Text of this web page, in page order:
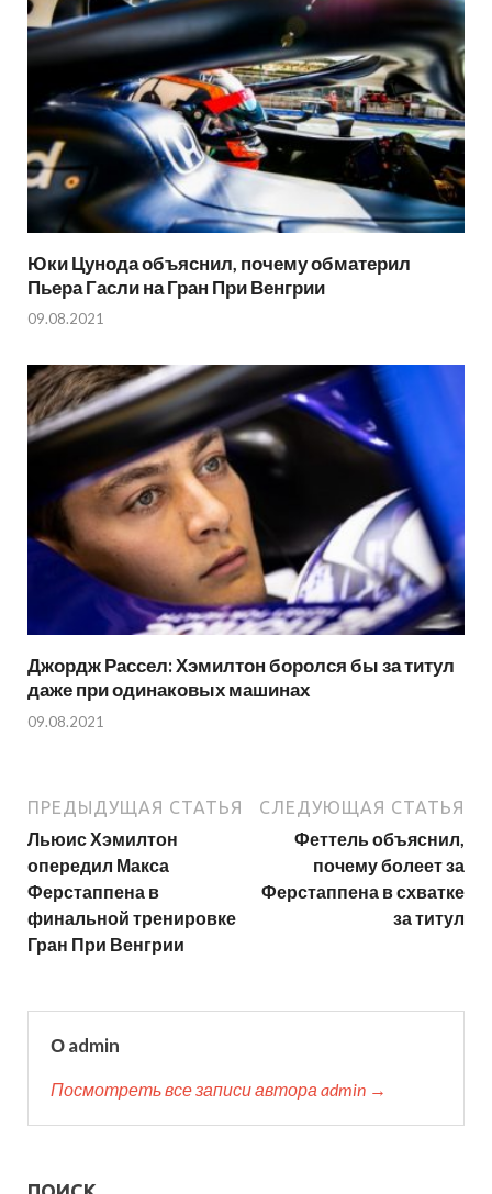
Юки Цунода объяснил, почему обматерил
Пьера Гасли на Гран При Венгрии
09.08.2021
Джордж Рассел: Хэмилтон боролся бы за титул
даже при одинаковых машинах
09.08.2021
ПРЕДЫДУЩАЯ СТАТЬЯ
Льюис Хэмилтон
опередил Макса
Ферстаппена в
финальной тренировке
Гран При Венгрии
СЛЕДУЮЩАЯ СТАТЬЯ
Феттель объяснил,
почему болеет за
Ферстаппена в схватке
за титул
О admin
Посмотреть все записи автора admin →